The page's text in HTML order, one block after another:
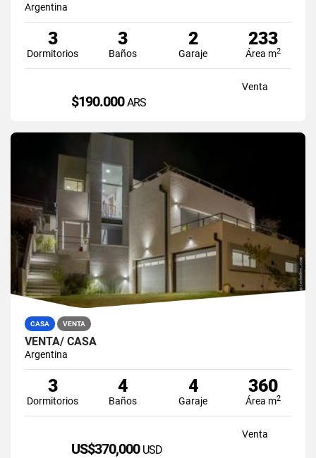
Argentina
3
Dormitorios
3
Baños
2
Garaje
233
Área m2
Venta
$190.000ARS
CASA VENTA
VENTA/ CASA
Argentina
3
Dormitorios
4
Baños
4
Garaje
360
Área m2
Venta
US$370,000 USD